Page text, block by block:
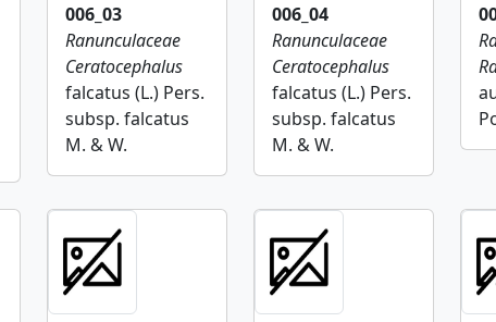
006_03
Ranunculaceae
Ceratocephalus
falcatus (L.) Pers.
subsp. falcatus
M. & W.
006_04
Ranunculaceae
Ceratocephalus
falcatus (L.) Pers.
subsp. falcatus
M. & W.